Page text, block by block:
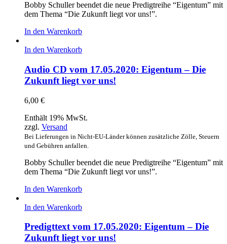
Bobby Schuller beendet die neue Predigtreihe “Eigentum” mit
dem Thema “Die Zukunft liegt vor uns!”.
In den Warenkorb
In den Warenkorb
Audio CD vom 17.05.2020: Eigentum – Die
Zukunft liegt vor uns!
6,00 €
Enthält 19% MwSt.
zzgl. Versand
Bei Lieferungen in Nicht-EU-Länder können zusätzliche Zölle, Steuern
und Gebühren anfallen.
Bobby Schuller beendet die neue Predigtreihe “Eigentum” mit
dem Thema “Die Zukunft liegt vor uns!”.
In den Warenkorb
In den Warenkorb
Predigttext vom 17.05.2020: Eigentum – Die
Zukunft liegt vor uns!